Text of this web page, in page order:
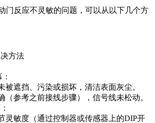
门反应不灵敏的问题，可以从以下几个方
方法
被遮挡、污染或损坏，清洁表面灰尘。
（参考之前接线步骤），信号线未松动。
灵敏度（通过控制器或传感器上的DIP开